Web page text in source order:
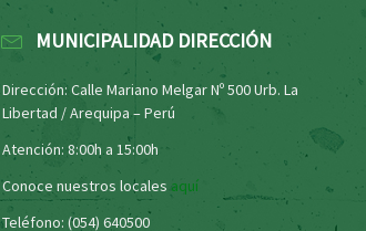
MUNICIPALIDAD DIRECCIÓN
Dirección: Calle Mariano Melgar Nº 500 Urb. La
Libertad / Arequipa – Perú
Atención: 8:00h a 15:00h
Conoce nuestros locales aquí
Teléfono: (054) 640500